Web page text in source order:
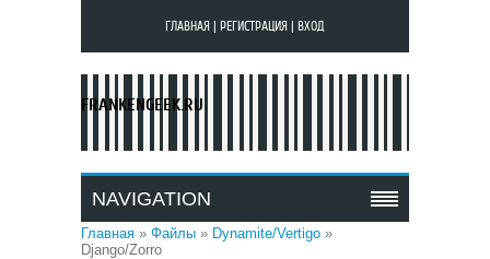
ГЛАВНАЯ РЕГИСТРАЦИЯ ВХОД
FRANKENGEEK.RU
NAVIGATION
Главная » Файлы » Dynamite/Vertigo »
Django/Zorro